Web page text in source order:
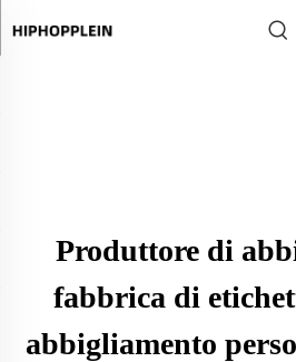
Produttore di
fabbrica di
abbigliamento